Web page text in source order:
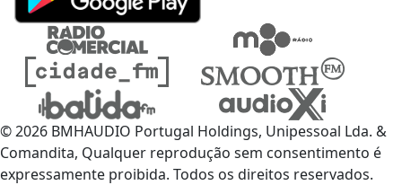
© 2026 BMHAUDIO Portugal Holdings, Unipessoal Lda. &
Comandita, Qualquer reprodução sem consentimento é
expressamente proibida. Todos os direitos reservados.